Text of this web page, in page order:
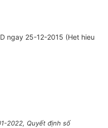
ngay 25-12-2015 (Het hieu
2022, Quyết định số